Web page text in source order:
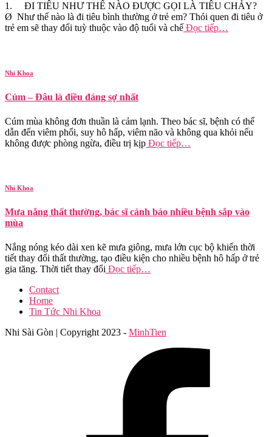
1. ĐI TIÊU NHƯ THẾ NÀO ĐƯỢC GỌI LÀ TIÊU CHẢY?
Ø Như thế nào là đi tiêu bình thường ở trẻ em? Thói quen đi tiêu ở
trẻ em sẽ thay đổi tuỳ thuộc vào độ tuổi và chế Đọc tiếp…
Nhi Khoa
Cúm – Đâu là điều đáng sợ nhất
Cúm mùa không đơn thuần là cảm lạnh. Theo bác sĩ, bệnh có thể
dẫn đến viêm phổi, suy hô hấp, viêm não và không qua khỏi nếu
không được phòng ngừa, điều trị kịp Đọc tiếp…
Nhi Khoa
Mưa nắng thất thường, bác sĩ cảnh báo nhiều bệnh sắp vào
mùa
Nắng nóng kéo dài xen kẽ mưa giông, mưa lớn cục bộ khiến thời
tiết thay đổi thất thường, tạo điều kiện cho nhiều bệnh hô hấp ở trẻ
gia tăng. Thời tiết thay đổi Đọc tiếp…
Contact
Home
Tin Tức Nhi Khoa
Nhi Sài Gòn | Copyright 2023 - MinhTien